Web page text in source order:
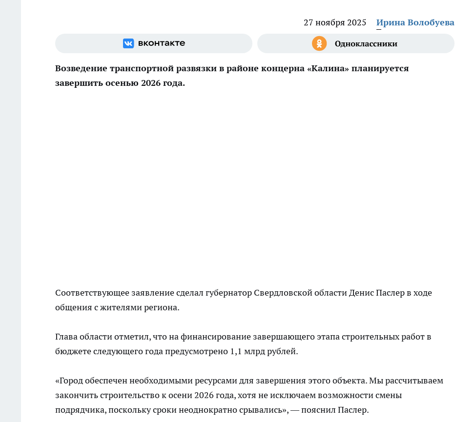
27 ноября 2025 Ирина Волобуева
Возведение транспортной развязки в районе концерна «Калина» планируется
завершить осенью 2026 года.
Соответствующее заявление сделал губернатор Свердловской области Денис Паслер в ходе
общения с жителями региона.
Глава области отметил, что на финансирование завершающего этапа строительных работ в
бюджете следующего года предусмотрено 1,1 млрд рублей.
«Город обеспечен необходимыми ресурсами для завершения этого объекта. Мы рассчитываем
закончить строительство к осени 2026 года, хотя не исключаем возможности смены
подрядчика, поскольку сроки неоднократно срывались», — пояснил Паслер.